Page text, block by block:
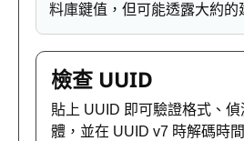
料庫鍵值，但可能透露大約的
檢查 UUID
貼上 UUID 即可驗證格式、
體，並在 UUID v7 時解碼時